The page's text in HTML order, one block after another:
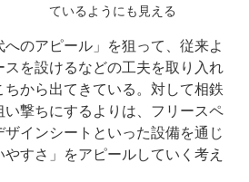
ているようにも見える
のアピール」を狙って、従来よ
スを設けるなどの工夫を取り入れ
から出てきている。対して相鉄
い撃ちにするよりは、フリースペ
インシートといった設備を通じ
すさ」をアピールしていく考え